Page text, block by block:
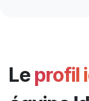
Le profil